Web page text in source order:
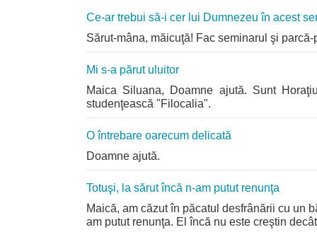
Ce-ar trebui să-i cer lui Dumnezeu în acest
Sărut-mâna, măicuţă! Fac seminarul şi
Mi s-a părut uluitor
Maica Siluana, Doamne ajută. Sunt
studenţească "Filocalia".
O întrebare oarecum delicată
Doamne ajută.
Totuşi, la sărut încă n-am putut renunţa
Maică, am căzut în păcatul desfrânării cu un
am putut renunţa. El încă nu este creştin